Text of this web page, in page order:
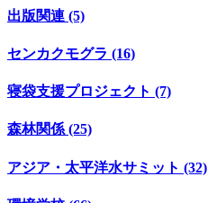
出版関連 (5)
センカクモグラ (16)
寝袋支援プロジェクト (7)
森林関係 (25)
アジア・太平洋水サミット (32)